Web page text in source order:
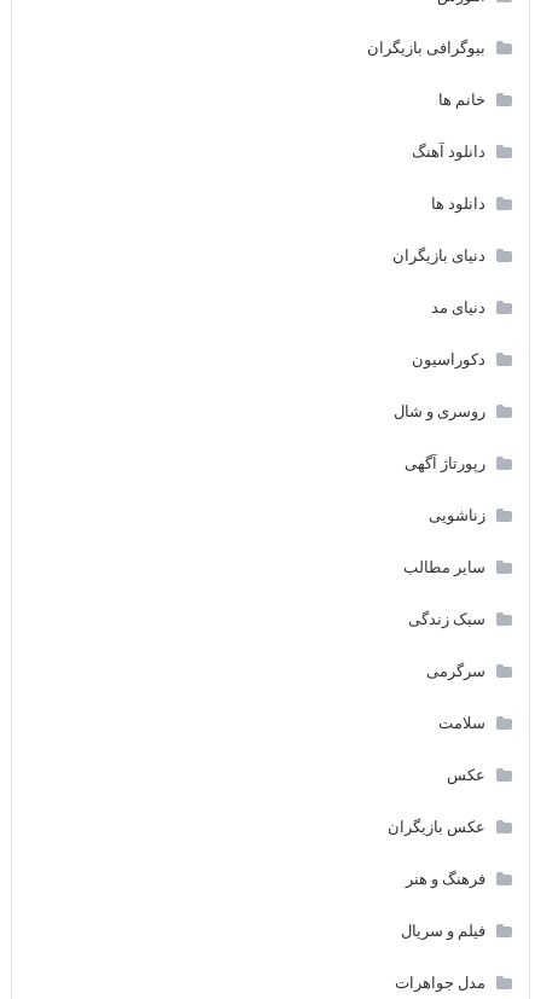
بیوگرافی بازیگران
خانم ها
دانلود آهنگ
دانلود ها
دنیای بازیگران
دنیای مد
دکوراسیون
روسری و شال
رپورتاژ آگهی
زناشویی
سایر مطالب
سبک زندگی
سرگرمی
سلامت
عکس
عکس بازیگران
فرهنگ و هنر
فیلم و سریال
مدل جواهرات